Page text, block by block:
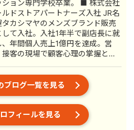
ョン専門学校卒業。 ■ 株式会社
ドストアパートナーズ入社 JR名
タカシマヤのメンズブランド販売
して入社。入社1年半で副店長に就
、年間個人売上1億円を達成。営
接客の現場で顧客心理の掌握と売
のケ
に医療業界への関心が高まり、
で退職。国家資格取得を目指し医
学へ入学。 ■ 柔道整復師 国
取得・整形外科入職 資格取得
阜県内の整形外科クリニックに
ブログ一覧を見る
フィールを見る